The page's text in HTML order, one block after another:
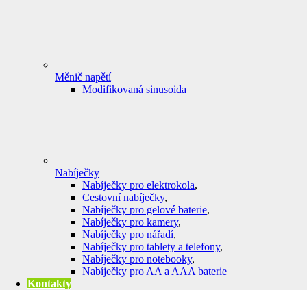
Měnič napětí
Modifikovaná sinusoida
Nabíječky
Nabíječky pro elektrokola,
Cestovní nabíječky,
Nabíječky pro gelové baterie,
Nabíječky pro kamery,
Nabíječky pro nářadí,
Nabíječky pro tablety a telefony,
Nabíječky pro notebooky,
Nabíječky pro AA a AAA baterie
Kontakty